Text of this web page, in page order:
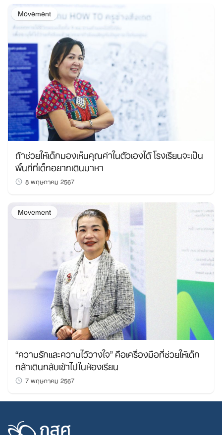
Movement
ถ้าช่วยให้เด็กมองเห็นคุณค่าในตัวเองได้ โรงเรียนจะเป็น
พื้นที่ที่เด็กอยากเดินมาหา
8 พฤษภาคม 2567
Movement
“ความรักและความไว้วางใจ” คือเครื่องมือที่ช่วยให้เด็ก
กล้าเดินกลับเข้าไปในห้องเรียน
7 พฤษภาคม 2567